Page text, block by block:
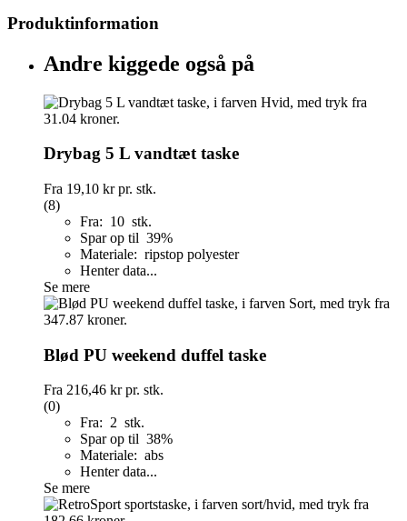
Produktinformation
Andre kiggede også på
Drybag 5 L vandtæt taske
Fra 19,10 krpr. stk.
(8)
Fra: 10 stk.
Spar op til 39%
Materiale: ripstop polyester
Henter data...
Se mere
Blød PU weekend duffel taske
Fra 216,46 krpr. stk.
(0)
Fra: 2 stk.
Spar op til 38%
Materiale: abs
Henter data...
Se mere